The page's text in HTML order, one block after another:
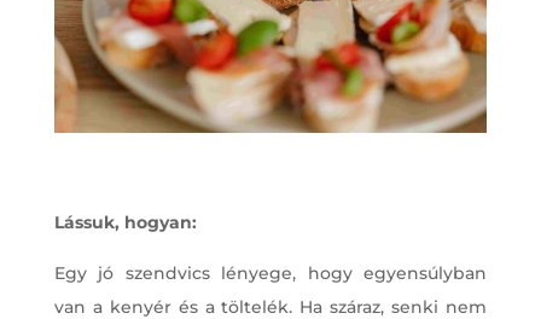
Lássuk, hogyan:
Egy jó szendvics lényege, hogy egyensúlyban
van a kenyér és a töltelék. Ha száraz, senki nem